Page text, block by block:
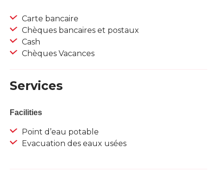
Carte bancaire
Chèques bancaires et postaux
Cash
Chèques Vacances
Services
Facilities
Point d’eau potable
Evacuation des eaux usées